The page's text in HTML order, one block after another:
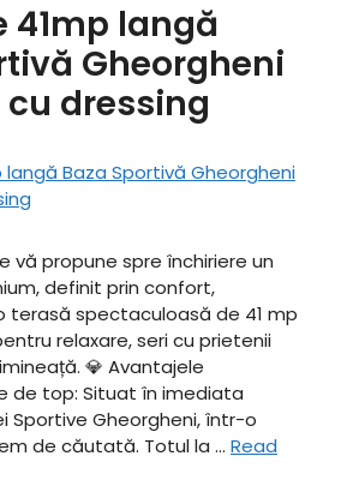
41mp langă
Gheorgheni
dressing
vă propune spre închiriere un
definit prin confort,
terasă spectaculoasă de 41 mp
relaxare, seri cu prietenii
​💎 Avantajele
de top: Situat în imediata
Sportive Gheorgheni, într-o
de căutată. ​Totul la … Read